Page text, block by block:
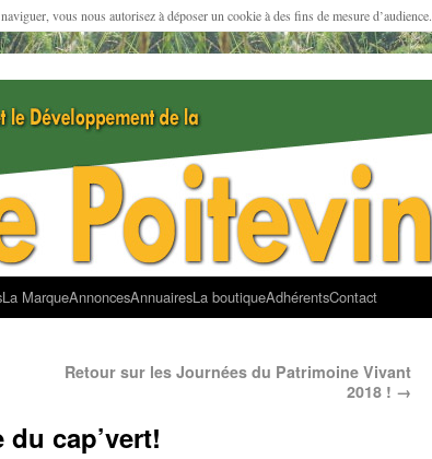
vous nous autorisez à déposer un cookie à des fins de mesure d’audience.
La MarqueAnnoncesAnnuairesLa boutiqueAdhérentsContact
Retour sur les Journées du Patrimoine Vivant
2018 ! →
cap’vert!